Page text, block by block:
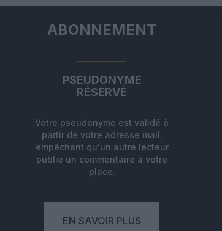
ABONNEMENT
PSEUDONYME
RÉSERVÉ
Votre pseudonyme est validé à
partir de votre adresse mail,
empêchant qu'un autre lecteur
publie un commentaire à votre
place.
EN SAVOIR PLUS